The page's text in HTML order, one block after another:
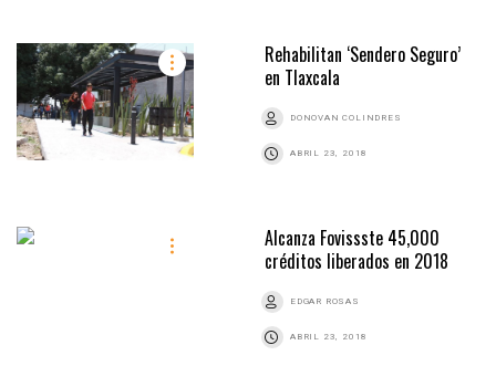
Rehabilitan ‘Sendero Seguro’
en Tlaxcala
DONOVAN COLINDRES
ABRIL 23, 2018
Alcanza Fovissste 45,000
créditos liberados en 2018
EDGAR ROSAS
ABRIL 23, 2018